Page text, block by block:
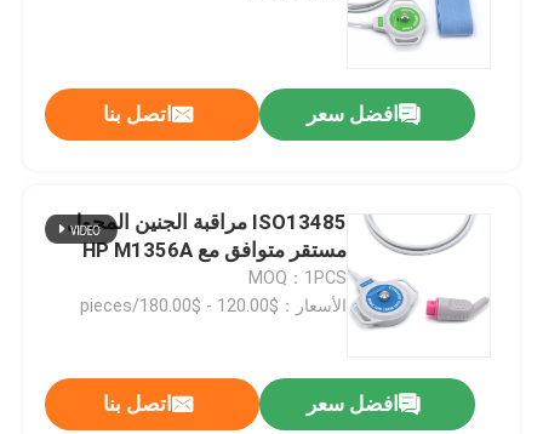
افضل سعر اتصل بنا
ISO13485 مراقبة الجنين المحول
مستقر متوافق مع HP M1356A
MOQ：1PCS
الأسعار：$120.00 - $180.00/pieces
افضل سعر اتصل بنا